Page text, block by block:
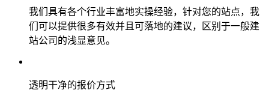
我们具有各个行业丰富地实操经验，针对您的站点，我
们可以提供很多有效并且可落地的建议，区别于一般建
站公司的浅显意见。
透明干净的报价方式